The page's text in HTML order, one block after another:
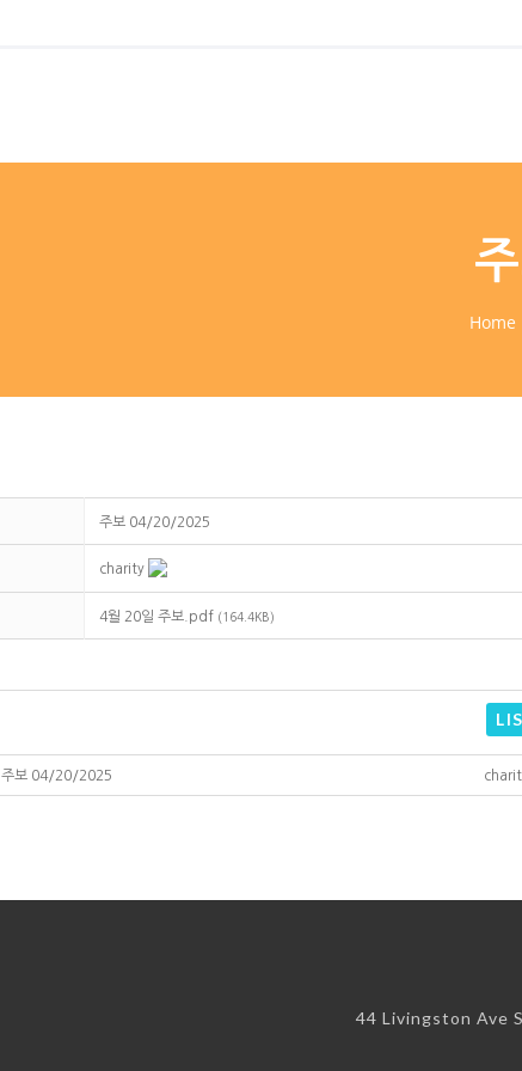
Home
주보 04/20/2025
charity
4월 20일 주보.pdf (164.4KB)
주보 04/20/2025
44 Livingston Ave